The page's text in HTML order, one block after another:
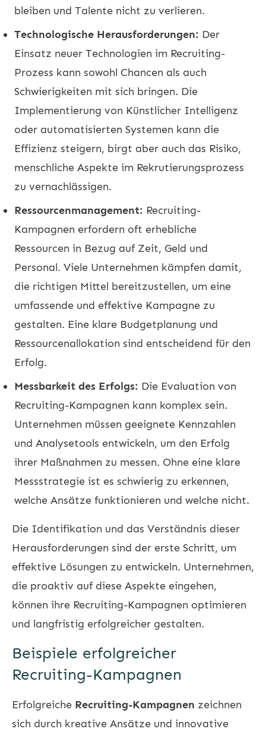
bleiben und Talente nicht zu verlieren.
Technologische Herausforderungen: Der
Einsatz neuer Technologien im Recruiting-
Prozess kann sowohl Chancen als auch
Schwierigkeiten mit sich bringen. Die
Implementierung von Künstlicher Intelligenz
oder automatisierten Systemen kann die
Effizienz steigern, birgt aber auch das Risiko,
menschliche Aspekte im Rekrutierungsprozess
zu vernachlässigen.
Ressourcenmanagement: Recruiting-
Kampagnen erfordern oft erhebliche
Ressourcen in Bezug auf Zeit, Geld und
Personal. Viele Unternehmen kämpfen damit,
die richtigen Mittel bereitzustellen, um eine
umfassende und effektive Kampagne zu
gestalten. Eine klare Budgetplanung und
Ressourcenallokation sind entscheidend für den
Erfolg.
Messbarkeit des Erfolgs: Die Evaluation von
Recruiting-Kampagnen kann komplex sein.
Unternehmen müssen geeignete Kennzahlen
und Analysetools entwickeln, um den Erfolg
ihrer Maßnahmen zu messen. Ohne eine klare
Messstrategie ist es schwierig zu erkennen,
welche Ansätze funktionieren und welche nicht.
Die Identifikation und das Verständnis dieser
Herausforderungen sind der erste Schritt, um
effektive Lösungen zu entwickeln. Unternehmen,
die proaktiv auf diese Aspekte eingehen,
können ihre Recruiting-Kampagnen optimieren
und langfristig erfolgreicher gestalten.
Beispiele erfolgreicher
Recruiting-Kampagnen
Erfolgreiche Recruiting-Kampagnen zeichnen
sich durch kreative Ansätze und innovative